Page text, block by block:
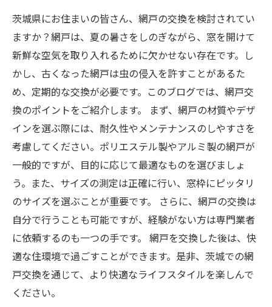
茨城県にお住まいの皆さん、網戸の交換を検討されてい
ますか？網戸は、夏の暑さをしのぎながら、窓を開けて
新鮮な空気を取り入れるために欠かせない存在です。し
かし、古くなった網戸は虫の侵入を許すことがあるた
め、定期的な交換が必要です。このブログでは、網戸交
換のポイントをご紹介します。 まず、網戸の材質やデザ
インを選ぶ際には、耐久性やメンテナンスのしやすさを
考慮してください。ポリエステル製やアルミ製の網戸が
一般的ですが、目的に応じて最適なものを選びましょ
う。また、サイズの測定は正確に行い、窓枠にピッタリ
のサイズを選ぶことが重要です。 さらに、網戸の交換は
自分で行うことも可能ですが、経験がない方は専門業者
に依頼するのも一つの手です。 網戸を交換した後は、快
適な住環境で過ごすことができます。是非、茨城での網
戸交換を通じて、より快適なライフスタイルを楽しんで
ください。